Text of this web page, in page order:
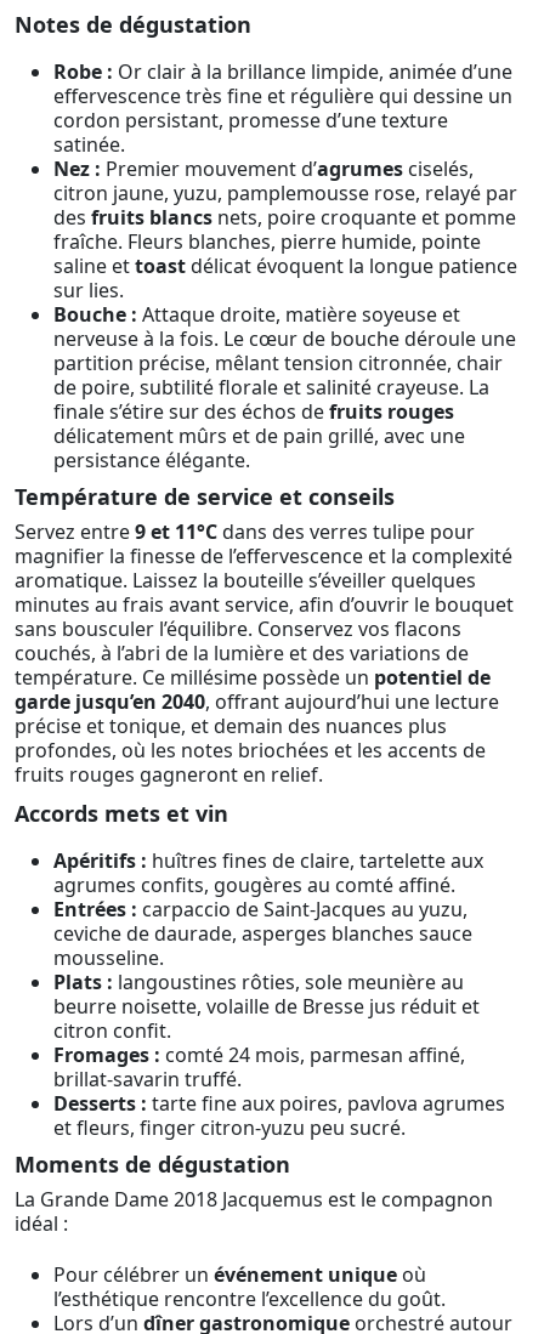
Notes de dégustation
Robe : Or clair à la brillance limpide, animée d’une
effervescence très fine et régulière qui dessine un
cordon persistant, promesse d’une texture
satinée.
Nez : Premier mouvement d’agrumes ciselés,
citron jaune, yuzu, pamplemousse rose, relayé par
des fruits blancs nets, poire croquante et pomme
fraîche. Fleurs blanches, pierre humide, pointe
saline ettoastdélicat évoquent la longue patience
sur lies.
Bouche : Attaque droite, matière soyeuse et
nerveuse à la fois. Le cœur de bouche déroule une
partition précise, mêlant tension citronnée, chair
de poire, subtilité florale et salinité crayeuse. La
finale s’étire sur des échos defruits rouges
délicatement mûrs et de pain grillé, avec une
persistance élégante.
Température de service et conseils
Servez entre9 et 11°Cdans des verres tulipe pour
magnifier la finesse de l’effervescence et la complexité
aromatique. Laissez la bouteille s’éveiller quelques
minutes au frais avant service, afin d’ouvrir le bouquet
sans bousculer l’équilibre. Conservez vos flacons
couchés, à l’abri de la lumière et des variations de
température. Ce millésime possède un potentiel de
garde jusqu’en 2040, offrant aujourd’hui une lecture
précise et tonique, et demain des nuances plus
profondes, où les notes briochées et les accents de
fruits rouges gagneront en relief.
Accords mets et vin
Apéritifs : huîtres fines de claire, tartelette aux
agrumes confits, gougères au comté affiné.
Entrées : carpaccio de Saint-Jacques au yuzu,
ceviche de daurade, asperges blanches sauce
mousseline.
Plats : langoustines rôties, sole meunière au
beurre noisette, volaille de Bresse jus réduit et
citron confit.
Fromages : comté 24 mois, parmesan affiné,
brillat-savarin truffé.
Desserts : tarte fine aux poires, pavlova agrumes
et fleurs, finger citron-yuzu peu sucré.
Moments de dégustation
La Grande Dame 2018 Jacquemus est le compagnon
idéal :
Pour célébrer un événement unique où
l’esthétique rencontre l’excellence du goût.
Lors d’un dîner gastronomique orchestré autour